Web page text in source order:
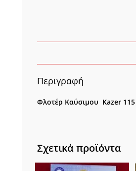
Περιγραφή
Φλοτέρ Καύσιμου Kazer
Σχετικά προϊόντα